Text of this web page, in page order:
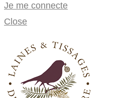
Je me connecte
Close